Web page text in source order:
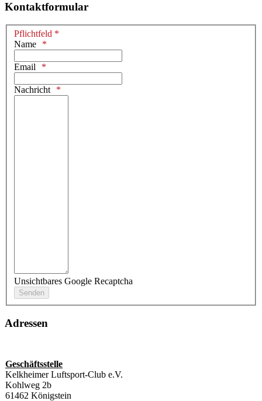
Kontaktformular
Pflichtfeld *
Name
Email
Nachricht
Unsichtbares Google Recaptcha
Adressen
Geschäftsstelle
Kelkheimer Luftsport-Club e.V.
Kohlweg 2b
61462 Königstein